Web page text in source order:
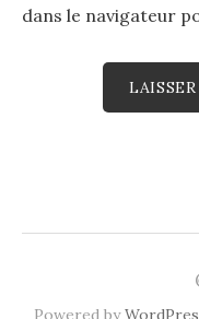
dans le navigateur
Powered by